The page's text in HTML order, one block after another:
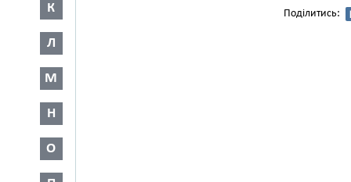
К
Л
М
Н
О
Поділитись: